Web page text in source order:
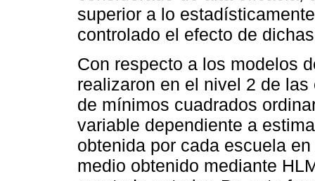
superior a lo
controlado el efecto de
Con respecto a los modelos
realizaron en el nivel 2 de
de mínimos cuadrados
variable dependiente a
obtenida por cada escuela
medio obtenido mediante